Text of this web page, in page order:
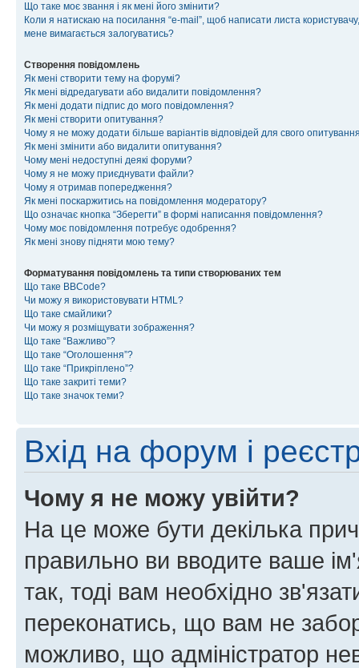
Що таке моє звання і як мені його змінити?
Коли я натискаю на посилання “e-mail”, щоб написати листа користувачу,
мене вимагається залогуватись?
Створення повідомлень
Як мені створити тему на форумі?
Як мені відредагувати або видалити повідомлення?
Як мені додати підпис до мого повідомлення?
Як мені створити опитування?
Чому я не можу додати більше варіантів відповідей для свого
Як мені змінити або видалити опитування?
Чому мені недоступні деякі форуми?
Чому я не можу приєднувати файли?
Чому я отримав попередження?
Як мені поскаржитись на повідомлення модератору?
Що означає кнопка “Зберегти” в формі написання повідомлення?
Чому моє повідомлення потребує одобрення?
Як мені знову підняти мою тему?
Форматування повідомлень та типи створюваних тем
Що таке BBCode?
Чи можу я використовувати HTML?
Що таке смайлики?
Чи можу я розміщувати зображення?
Що таке “Важливо”?
Що таке “Оголошення”?
Що таке “Прикріплено”?
Що таке закриті теми?
Що таке значок теми?
Вхід на форум і
Чому я не можу увійти?
На це може бути декілька
правильно ви вводите ваше
так, тоді вам необхідно
переконатись, що вам не
можливо, що адміністратор